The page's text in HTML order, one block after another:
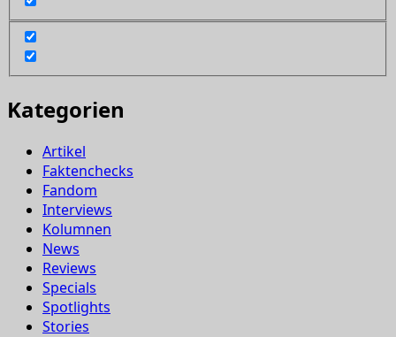
Kategorien
Artikel
Faktenchecks
Fandom
Interviews
Kolumnen
News
Reviews
Specials
Spotlights
Stories